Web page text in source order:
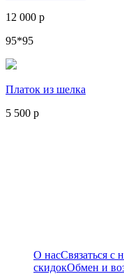
12 000 р
95*95
Платок из шелка
5 500 р
О насСвязаться с
скидокОбмен и